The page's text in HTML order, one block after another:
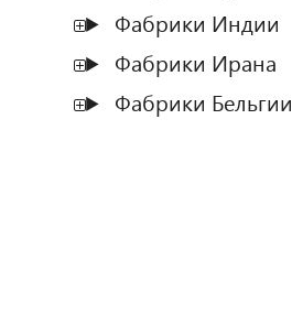
Фабрики Индии
Фабрики Ирана
Фабрики Бельгии